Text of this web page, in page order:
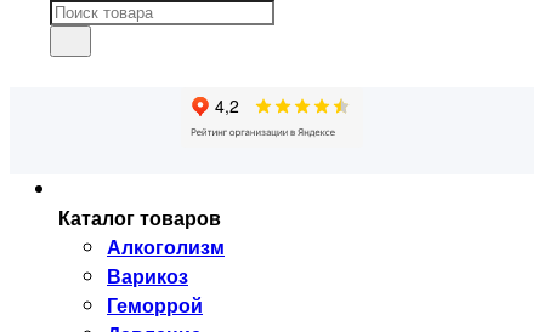
Каталог товаров
Алкоголизм
Варикоз
Геморрой